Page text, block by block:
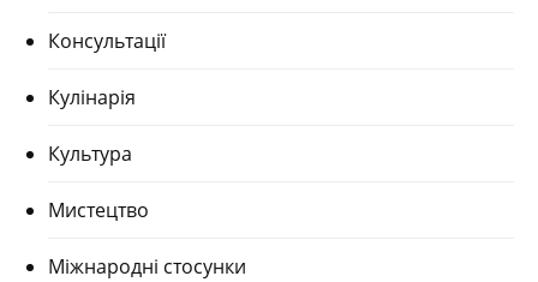
Консультації
Кулінарія
Культура
Мистецтво
Міжнародні стосунки